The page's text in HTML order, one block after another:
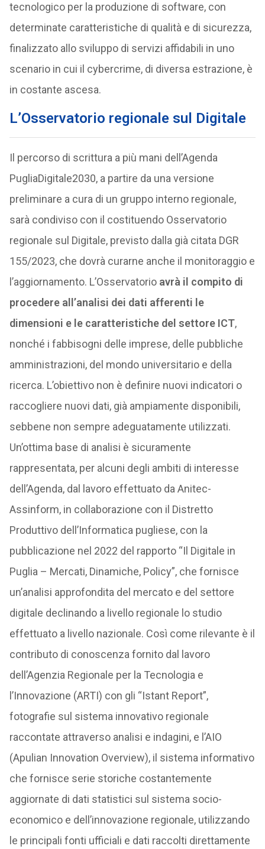
tecnologico per la produzione di software, con
determinate caratteristiche di qualità e di sicurezza,
finalizzato allo sviluppo di servizi affidabili in uno
scenario in cui il cybercrime, di diversa estrazione, è
in costante ascesa.
L’Osservatorio regionale sul Digitale
Il percorso di scrittura a più mani dell’Agenda
PugliaDigitale2030, a partire da una versione
preliminare a cura di un gruppo interno regionale,
sarà condiviso con il costituendo Osservatorio
regionale sul Digitale, previsto dalla già citata DGR
155/2023, che dovrà curarne anche il monitoraggio e
l’aggiornamento. L’Osservatorioavrà il compito di
procedere all’analisi dei dati afferenti le
dimensioni e le caratteristiche del settore ICT,
nonché i fabbisogni delle imprese, delle pubbliche
amministrazioni, del mondo universitario e della
ricerca. L’obiettivo non è definire nuovi indicatori o
raccogliere nuovi dati, già ampiamente disponibili,
sebbene non sempre adeguatamente utilizzati.
Un’ottima base di analisi è sicuramente
rappresentata, per alcuni degli ambiti di interesse
dell’Agenda, dal lavoro effettuato da Anitec-
Assinform, in collaborazione con il Distretto
Produttivo dell’Informatica pugliese, con la
pubblicazione nel 2022 del rapporto “Il Digitale in
Puglia – Mercati, Dinamiche, Policy”, che fornisce
un’analisi approfondita del mercato e del settore
digitale declinando a livello regionale lo studio
effettuato a livello nazionale. Così come rilevante è il
contributo di conoscenza fornito dal lavoro
dell’Agenzia Regionale per la Tecnologia e
l’Innovazione (ARTI) con gli “Istant Report”,
fotografie sul sistema innovativo regionale
raccontate attraverso analisi e indagini, e l’AIO
(Apulian Innovation Overview), il sistema informativo
che fornisce serie storiche costantemente
aggiornate di dati statistici sul sistema socio-
economico e dell’innovazione regionale, utilizzando
le principali fonti ufficiali e dati raccolti direttamente